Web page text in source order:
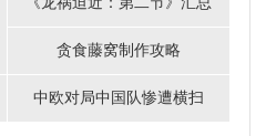
贪食藤窝制作攻略
中欧对局中国队惨遭横扫